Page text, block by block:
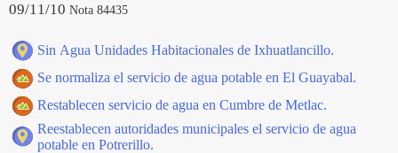
09/11/10 Nota 84435
Sin Agua Unidades Habitacionales de Ixhuatlancillo.
Se normaliza el servicio de agua potable en El Guayabal.
Restablecen servicio de agua en Cumbre de Metlac.
Reestablecen autoridades municipales el servicio de agua
potable en Potrerillo.